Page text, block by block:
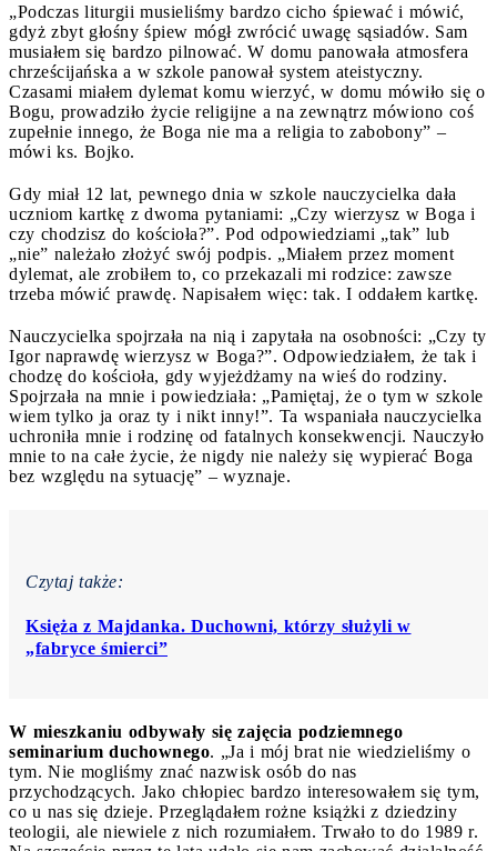
„Podczas liturgii musieliśmy bardzo cicho śpiewać i mówić,
gdyż zbyt głośny śpiew mógł zwrócić uwagę sąsiadów. Sam
musiałem się bardzo pilnować. W domu panowała atmosfera
chrześcijańska a w szkole panował system ateistyczny.
Czasami miałem dylemat komu wierzyć, w domu mówiło się o
Bogu, prowadziło życie religijne a na zewnątrz mówiono coś
zupełnie innego, że Boga nie ma a religia to zabobony” –
mówi ks. Bojko.
Gdy miał 12 lat, pewnego dnia w szkole nauczycielka dała
uczniom kartkę z dwoma pytaniami: „Czy wierzysz w Boga i
czy chodzisz do kościoła?”. Pod odpowiedziami „tak” lub
„nie” należało złożyć swój podpis. „Miałem przez moment
dylemat, ale zrobiłem to, co przekazali mi rodzice: zawsze
trzeba mówić prawdę. Napisałem więc: tak. I oddałem kartkę.
Nauczycielka spojrzała na nią i zapytała na osobności: „Czy ty
Igor naprawdę wierzysz w Boga?”. Odpowiedziałem, że tak i
chodzę do kościoła, gdy wyjeżdżamy na wieś do rodziny.
Spojrzała na mnie i powiedziała: „Pamiętaj, że o tym w szkole
wiem tylko ja oraz ty i nikt inny!”. Ta wspaniała nauczycielka
uchroniła mnie i rodzinę od fatalnych konsekwencji. Nauczyło
mnie to na całe życie, że nigdy nie należy się wypierać Boga
bez względu na sytuację” – wyznaje.
Czytaj także:
Księża z Majdanka. Duchowni, którzy służyli w
„fabryce śmierci”
W mieszkaniu odbywały się zajęcia podziemnego
seminarium duchownego. „Ja i mój brat nie wiedzieliśmy o
tym. Nie mogliśmy znać nazwisk osób do nas
przychodzących. Jako chłopiec bardzo interesowałem się tym,
co u nas się dzieje. Przeglądałem rożne książki z dziedziny
teologii, ale niewiele z nich rozumiałem. Trwało to do 1989 r.